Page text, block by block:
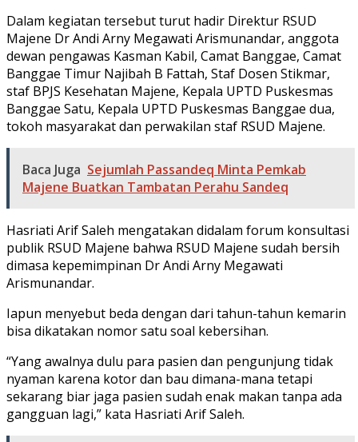
Dalam kegiatan tersebut turut hadir Direktur RSUD
Majene Dr Andi Arny Megawati Arismunandar, anggota
dewan pengawas Kasman Kabil, Camat Banggae, Camat
Banggae Timur Najibah B Fattah, Staf Dosen Stikmar,
staf BPJS Kesehatan Majene, Kepala UPTD Puskesmas
Banggae Satu, Kepala UPTD Puskesmas Banggae dua,
tokoh masyarakat dan perwakilan staf RSUD Majene.
Baca Juga Sejumlah Passandeq Minta Pemkab
Majene Buatkan Tambatan Perahu Sandeq
Hasriati Arif Saleh mengatakan didalam forum konsultasi
publik RSUD Majene bahwa RSUD Majene sudah bersih
dimasa kepemimpinan Dr Andi Arny Megawati
Arismunandar.
Iapun menyebut beda dengan dari tahun-tahun kemarin
bisa dikatakan nomor satu soal kebersihan.
“Yang awalnya dulu para pasien dan pengunjung tidak
nyaman karena kotor dan bau dimana-mana tetapi
sekarang biar jaga pasien sudah enak makan tanpa ada
gangguan lagi,” kata Hasriati Arif Saleh.